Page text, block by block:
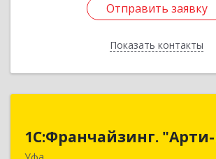
Отправить заявку
Показать контакты
Отправить заявку
1С:Франчайзинг.
450097, Башкортостан Респ,